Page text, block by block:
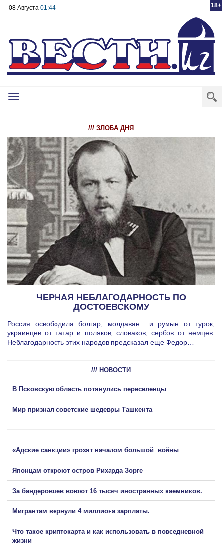
18+
08 Августа 01:44
Toggle
/// ЗЛОБА ДНЯ
ЧЕРНАЯ НЕБЛАГОДАРНОСТЬ ПО
ДОСТОЕВСКОМУ
Россия освободила болгар, молдаван и румын от турок,
украинцев от татар и поляков, словаков, сербов от немцев.
Неблагодарность этих народов предсказал еще Федор…
/// НОВОСТИ
В Псковскую область потянулись переселенцы
Мир признал советские шедевры Ташкента
«Адские санкции» грозят началом большой войны
Японцам откроют остров Рихарда Зорге
За бандеровцев воюют 16 тысяч иностранных наемников.
Мигрантам вернули 4 миллиона зарплаты.
Что такое криптокарта и как использовать в повседневной
жизни